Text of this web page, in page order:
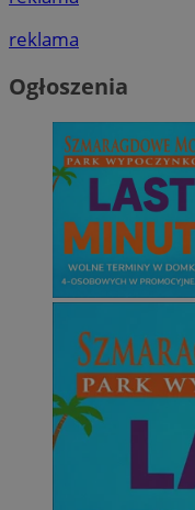
reklama
Ogłoszenia